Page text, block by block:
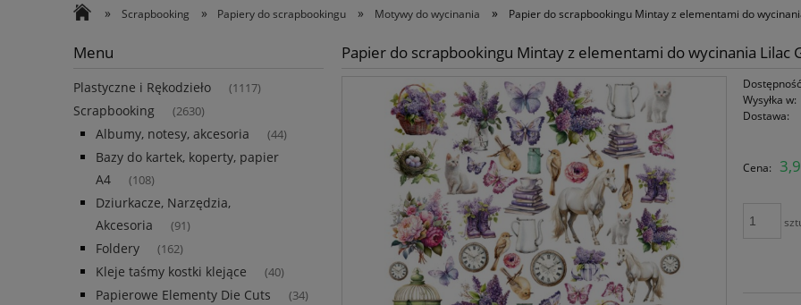
» Scrapbooking » Papiery do scrapbookingu » Motywy do wycinania » Papier do scrapbookingu Mintay z elementami do
Menu
Plastyczne i Rękodzieło (1117)
Scrapbooking (2630)
Albumy, notesy, akcesoria (44)
Bazy do kartek, koperty, papier
A4
(108)
Dziurkacze, Narzędzia,
Akcesoria
(91)
Foldery (162)
Kleje taśmy kostki klejące (40)
Papierowe Elementy Die Cuts (34)
Papier do scrapbookingu Mintay z elementami do wycinania Lilac
Wysyłka w:
Dostawa:
Cena: